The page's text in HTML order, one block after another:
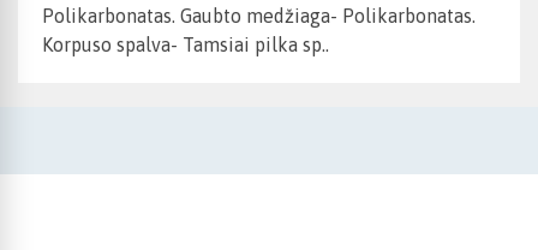
Polikarbonatas. Gaubto medžiaga- Polikarbonatas.
Korpuso spalva- Tamsiai pilka sp..